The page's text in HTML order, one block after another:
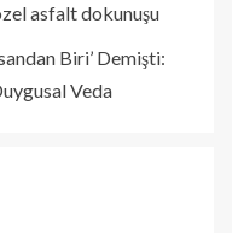
asfalt dokunuşu
Biri’ Demişti:
Veda